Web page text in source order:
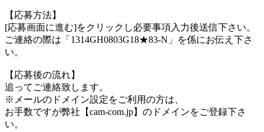
【応募方法】
[応募画面に進む]をクリックし必要事項入力後送信下さい。
ご連絡の際は「1314GH0803G18★83-N」を係にお伝え下さ
い。
【応募後の流れ】
追ってご連絡致します。
※メールのドメイン設定をご利用の方は、
お手数ですが弊社【cam-com.jp】のドメインをご登録下さ
い。